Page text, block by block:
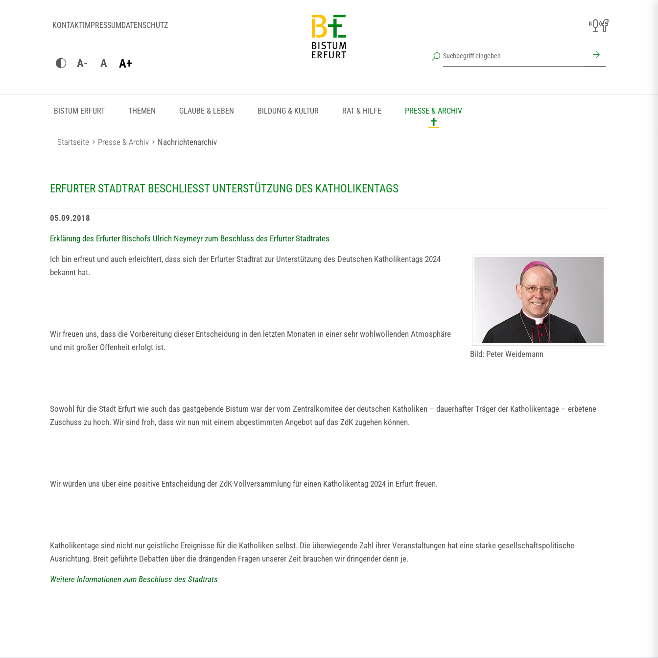
KONTAKTIMPRESSUMDATENSCHUTZ
A- A A+
BISTUM ERFURT THEMEN GLAUBE & LEBEN BILDUNG & KULTUR RAT & HILFE PRESSE & ARCHIV
Startseite Presse & Archiv Nachrichtenarchiv
ERFURTER STADTRAT BESCHLIESST UNTERSTÜTZUNG DES KATHOLIKENTAGS
05.09.2018
Erklärung des Erfurter Bischofs Ulrich Neymeyr zum Beschluss des Erfurter Stadtrates
Bild: Peter Weidemann
Ich bin erfreut und auch erleichtert, dass sich der Erfurter Stadtrat zur Unterstützung des Deutschen Katholikentags 2024
bekannt hat.
Wir freuen uns, dass die Vorbereitung dieser Entscheidung in den letzten Monaten in einer sehr wohlwollenden Atmosphäre
und mit großer Offenheit erfolgt ist.
Sowohl für die Stadt Erfurt wie auch das gastgebende Bistum war der vom Zentralkomitee der deutschen Katholiken – dauerhafter Träger der Katholikentage – erbetene
Zuschuss zu hoch. Wir sind froh, dass wir nun mit einem abgestimmten Angebot auf das ZdK zugehen können.
Wir würden uns über eine positive Entscheidung der ZdK-Vollversammlung für einen Katholikentag 2024 in Erfurt freuen.
Katholikentage sind nicht nur geistliche Ereignisse für die Katholiken selbst. Die überwiegende Zahl ihrer Veranstaltungen hat eine starke gesellschaftspolitische
Ausrichtung. Breit geführte Debatten über die drängenden Fragen unserer Zeit brauchen wir dringender denn je.
Weitere Informationen zum Beschluss des Stadtrats